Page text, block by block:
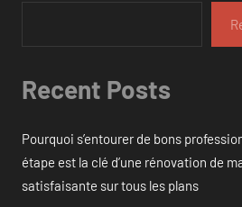
Recent Posts
Pourquoi s’entourer de bons
étape est la clé d’une rénovation de
satisfaisante sur tous les plans